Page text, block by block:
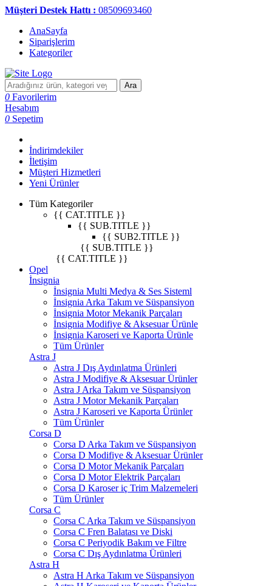
Müşteri Destek Hattı : 08509693460
AnaSayfa
Siparişlerim
Kategoriler
Ara
0 Favorilerim
Hesabım
0 Sepetim
İndirimdekiler
İletişim
Müşteri Hizmetleri
Yeni Ürünler
Tüm Kategoriler
{{ CAT.TITLE }}
{{ SUB.TITLE }}
{{ SUB2.TITLE }}
{{ SUB.TITLE }}
{{ CAT.TITLE }}
Opel
İnsignia
İnsignia Multi Medya & Ses Sisteml
İnsignia Arka Takım ve Süspansiyon
İnsignia Motor Mekanik Parçaları
İnsignia Modifiye & Aksesuar Ürünle
İnsignia Karoseri ve Kaporta Ürünle
Tüm Ürünler
Astra J
Astra J Dış Aydınlatma Ürünleri
Astra J Modifiye & Aksesuar Ürünler
Astra J Arka Takım ve Süspansiyon
Astra J Motor Mekanik Parçaları
Astra J Karoseri ve Kaporta Ürünler
Tüm Ürünler
Corsa D
Corsa D Arka Takım ve Süspansiyon
Corsa D Modifiye & Aksesuar Ürünler
Corsa D Motor Mekanik Parçaları
Corsa D Motor Elektrik Parçaları
Corsa D Karoser iç Trim Malzemeleri
Tüm Ürünler
Corsa C
Corsa C Arka Takım ve Süspansiyon
Corsa C Fren Balatası ve Diski
Corsa C Periyodik Bakım ve Filtre
Corsa C Dış Aydınlatma Ürünleri
Astra H
Astra H Arka Takım ve Süspansiyon